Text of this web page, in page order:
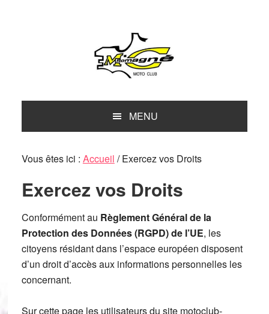
MENU
Vous êtes ici : Accueil /Exercez vos Droits
Exercez vos Droits
Conformément au Règlement Général de la
Protection des Données (RGPD) de l’UE, les
citoyens résidant dans l’espace européen disposent
d’un droit d’accès aux informations personnelles les
concernant.
Sur cette page les utilisateurs du site motoclub-